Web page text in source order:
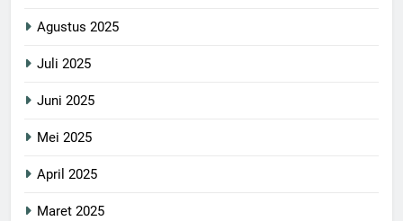
Agustus 2025
Juli 2025
Juni 2025
Mei 2025
April 2025
Maret 2025